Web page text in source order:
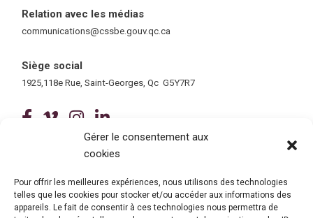
Gérer le consentement aux
cookies
Pour offrir les meilleures expériences, nous utilisons des technologies
telles que les cookies pour stocker et/ou accéder aux informations des
appareils. Le fait de consentir à ces technologies nous permettra de
Relation avec les médias
communications@cssbe.gouv.qc.ca
Siège social
1925,118e Rue, Saint-Georges, Qc G5Y7R7
(ce lien ouvre dans une nouvelle
(ce lien ouvre dans une nouvelle
(ce lien ouvre dans une
Tous droits réservés © 2026 Centre de services scolaire de la
Politique de confidentialité|Accessibilité
Conception site web : Ubéo solutions web(ce lien ouvre dans une nouvelle